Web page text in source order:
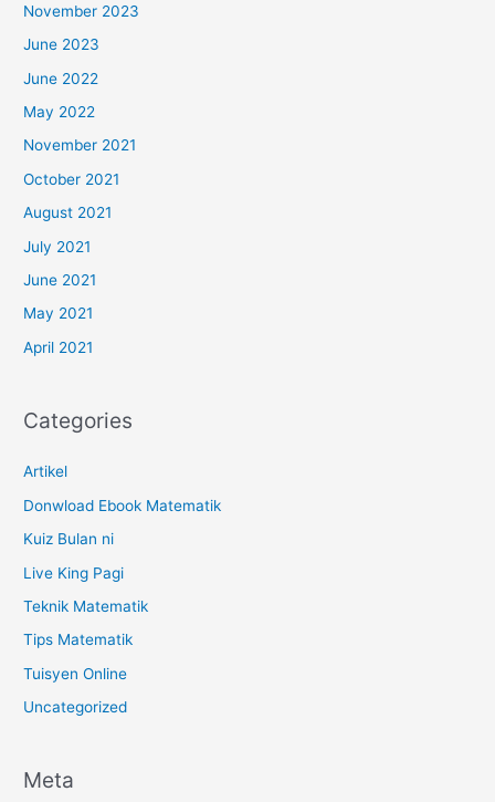
November 2023
June 2023
June 2022
May 2022
November 2021
October 2021
August 2021
July 2021
June 2021
May 2021
April 2021
Categories
Artikel
Donwload Ebook Matematik
Kuiz Bulan ni
Live King Pagi
Teknik Matematik
Tips Matematik
Tuisyen Online
Uncategorized
Meta